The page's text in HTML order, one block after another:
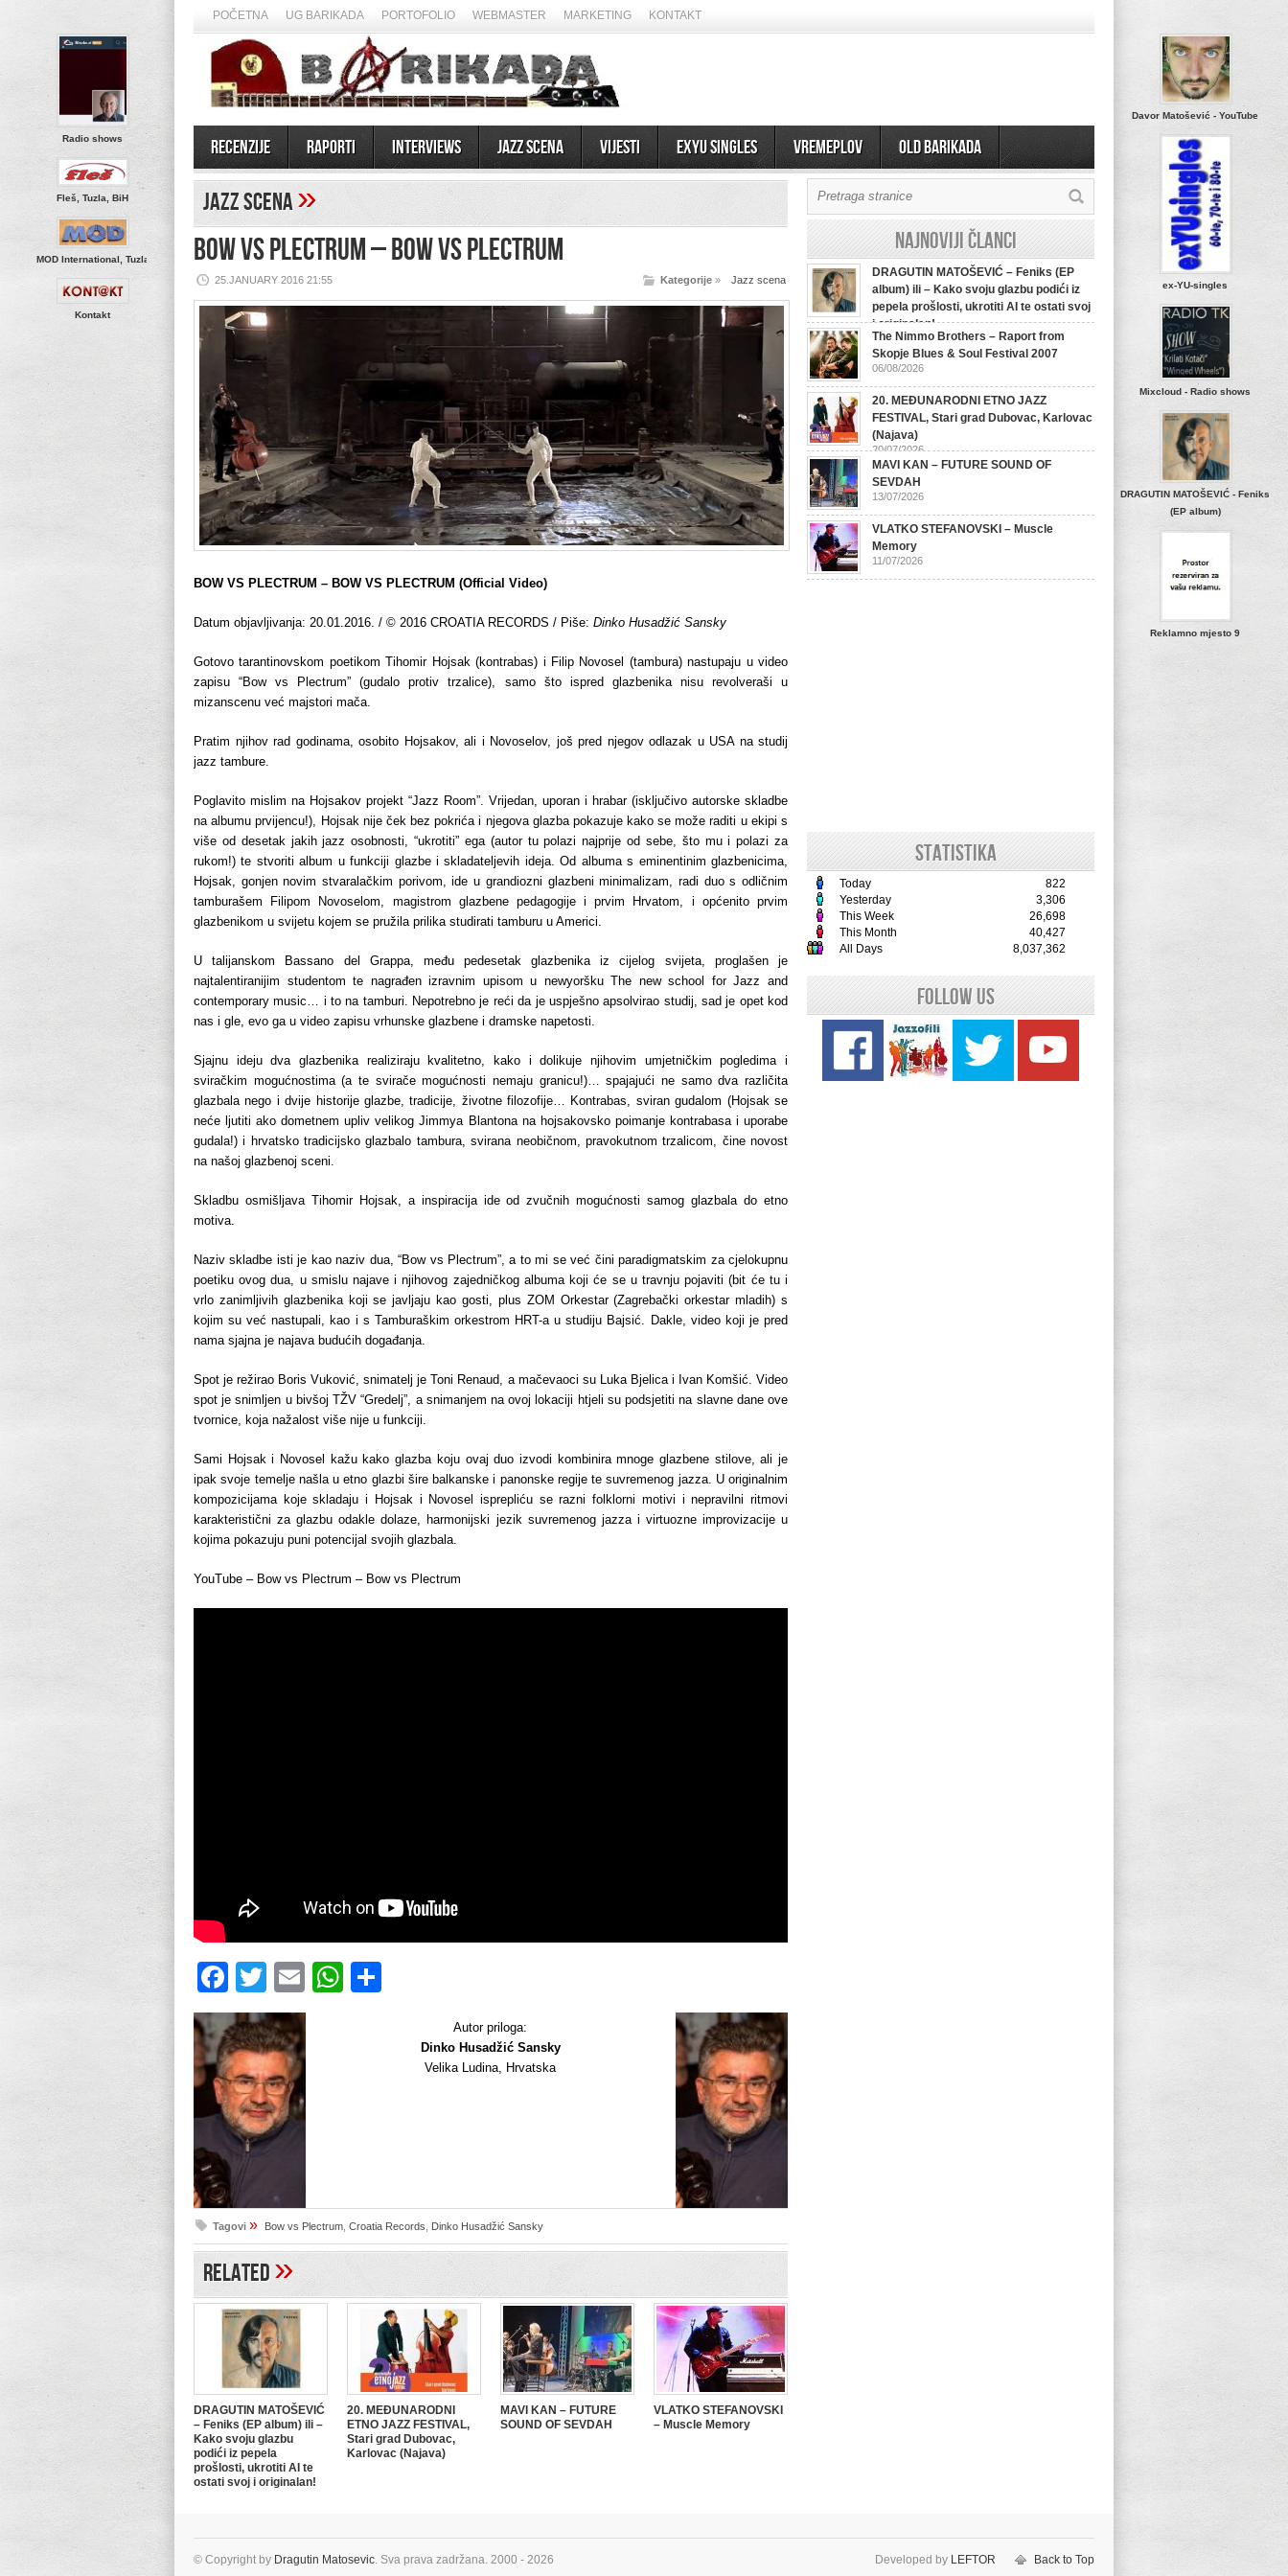
POČETNA UG BARIKADA PORTOFOLIO WEBMASTER MARKETING KONTAKT
Recenzije Raporti Interviews Jazz scena Vijesti EXYU Singles Vremeplov OLD BARIKADA
Radio shows
Fleš, Tuzla, BiH
MOD International, Tuzla
Kontakt
Davor Matošević - YouTube
ex-YU-singles
Mixcloud - Radio shows
DRAGUTIN MATOŠEVIĆ - Feniks
(EP album)
Reklamno mjesto 9
Jazz scena»
BOW VS PLECTRUM – BOW VS PLECTRUM
25.JANUARY 2016 21:55 Kategorije » Jazz scena
BOW VS PLECTRUM – BOW VS PLECTRUM (Official Video)
Datum objavljivanja: 20.01.2016. / © 2016 CROATIA RECORDS / Piše: Dinko Husadžić Sansky
Gotovo tarantinovskom poetikom Tihomir Hojsak (kontrabas) i Filip Novosel (tambura) nastupaju u video
zapisu “Bow vs Plectrum” (gudalo protiv trzalice), samo što ispred glazbenika nisu revolveraši u
mizanscenu već majstori mača.
Pratim njihov rad godinama, osobito Hojsakov, ali i Novoselov, još pred njegov odlazak u USA na studij
jazz tambure.
Poglavito mislim na Hojsakov projekt “Jazz Room”. Vrijedan, uporan i hrabar (isključivo autorske skladbe
na albumu prvijencu!), Hojsak nije ček bez pokrića i njegova glazba pokazuje kako se može raditi u ekipi s
više od desetak jakih jazz osobnosti, “ukrotiti” ega (autor tu polazi najprije od sebe, što mu i polazi za
rukom!) te stvoriti album u funkciji glazbe i skladateljevih ideja. Od albuma s eminentinim glazbenicima,
Hojsak, gonjen novim stvaralačkim porivom, ide u grandiozni glazbeni minimalizam, radi duo s odličnim
tamburašem Filipom Novoselom, magistrom glazbene pedagogije i prvim Hrvatom, i općenito prvim
glazbenikom u svijetu kojem se pružila prilika studirati tamburu u Americi.
U talijanskom Bassano del Grappa, među pedesetak glazbenika iz cijelog svijeta, proglašen je
najtalentiranijim studentom te nagrađen izravnim upisom u newyoršku The new school for Jazz and
contemporary music… i to na tamburi. Nepotrebno je reći da je uspješno apsolvirao studij, sad je opet kod
nas i gle, evo ga u video zapisu vrhunske glazbene i dramske napetosti.
Sjajnu ideju dva glazbenika realiziraju kvalitetno, kako i dolikuje njihovim umjetničkim pogledima i
sviračkim mogućnostima (a te svirače mogućnosti nemaju granicu!)… spajajući ne samo dva različita
glazbala nego i dvije historije glazbe, tradicije, životne filozofije… Kontrabas, sviran gudalom (Hojsak se
neće ljutiti ako dometnem upliv velikog Jimmya Blantona na hojsakovsko poimanje kontrabasa i uporabe
gudala!) i hrvatsko tradicijsko glazbalo tambura, svirana neobičnom, pravokutnom trzalicom, čine novost
na našoj glazbenoj sceni.
Skladbu osmišljava Tihomir Hojsak, a inspiracija ide od zvučnih mogućnosti samog glazbala do etno
motiva.
Naziv skladbe isti je kao naziv dua, “Bow vs Plectrum”, a to mi se već čini paradigmatskim za cjelokupnu
poetiku ovog dua, u smislu najave i njihovog zajedničkog albuma koji će se u travnju pojaviti (bit će tu i
vrlo zanimljivih glazbenika koji se javljaju kao gosti, plus ZOM Orkestar (Zagrebački orkestar mladih) s
kojim su već nastupali, kao i s Tamburaškim orkestrom HRT-a u studiju Bajsić. Dakle, video koji je pred
nama sjajna je najava budućih događanja.
Spot je režirao Boris Vuković, snimatelj je Toni Renaud, a mačevaoci su Luka Bjelica i Ivan Komšić. Video
spot je snimljen u bivšoj TŽV “Gredelj”, a snimanjem na ovoj lokaciji htjeli su podsjetiti na slavne dane ove
tvornice, koja nažalost više nije u funkciji.
Sami Hojsak i Novosel kažu kako glazba koju ovaj duo izvodi kombinira mnoge glazbene stilove, ali je
ipak svoje temelje našla u etno glazbi šire balkanske i panonske regije te suvremenog jazza. U originalnim
kompozicijama koje skladaju i Hojsak i Novosel isprepliću se razni folklorni motivi i nepravilni ritmovi
karakteristični za glazbu odakle dolaze, harmonijski jezik suvremenog jazza i virtuozne improvizacije u
kojima pokazuju puni potencijal svojih glazbala.
YouTube – Bow vs Plectrum – Bow vs Plectrum
Facebook
TwitterEmailWhatsApp
Autor priloga:
Dinko Husadžić Sansky
Velika Ludina, Hrvatska
Tagovi » Bow vs Plectrum Croatia Records Dinko Husadžić Sansky
Related»
DRAGUTIN MATOŠEVIĆ
– Feniks (EP album) ili –
Kako svoju glazbu
podići iz pepela
prošlosti, ukrotiti AI te
ostati svoj i originalan!
20. MEĐUNARODNI
ETNO JAZZ FESTIVAL,
Stari grad Dubovac,
Karlovac (Najava)
MAVI KAN – FUTURE
SOUND OF SEVDAH
VLATKO STEFANOVSKI
– Muscle Memory
Najnoviji članci
DRAGUTIN MATOŠEVIĆ – Feniks (EP
album) ili – Kako svoju glazbu podići iz
pepela prošlosti, ukrotiti AI te ostati svoj
i originalan!
07/08/2026
The Nimmo Brothers – Raport from
Skopje Blues & Soul Festival 2007
06/08/2026
20. MEĐUNARODNI ETNO JAZZ
FESTIVAL, Stari grad Dubovac, Karlovac
(Najava)
20/07/2026
MAVI KAN – FUTURE SOUND OF
SEVDAH
13/07/2026
VLATKO STEFANOVSKI – Muscle
Memory
11/07/2026
STATISTIKA
Today
822
Yesterday
3,306
This Week
26,698
This Month
40,427
All Days
8,037,362
Follow Us
© Copyright by Dragutin Matosevic. Sva prava zadržana. 2000 - 2026 Developed by LEFTOR Back to Top